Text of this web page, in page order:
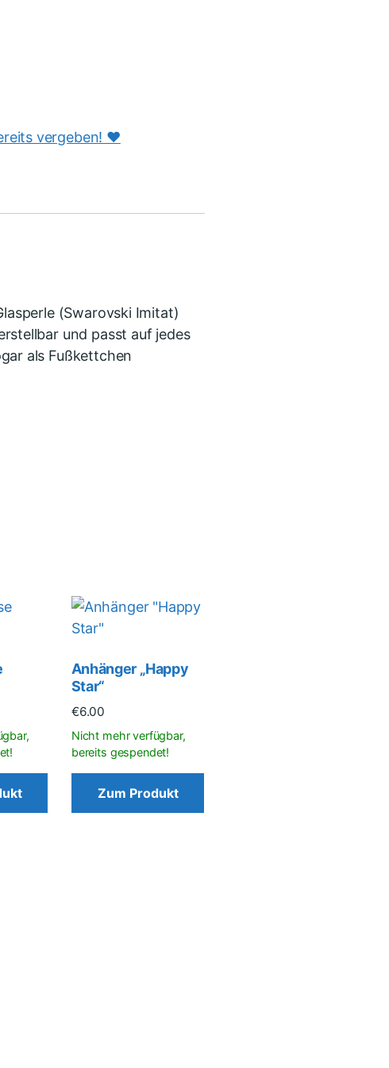
vergeben! ♥️
(Swarovski Imitat)
und passt auf jedes
als Fußkettchen
Anhänger „Happy
Star“
€6.00
Zum Produkt